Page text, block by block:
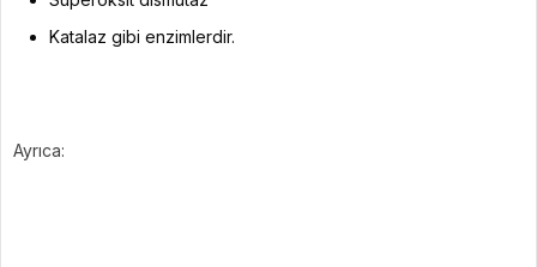
Katalaz gibi enzimlerdir.
Ayrıca: